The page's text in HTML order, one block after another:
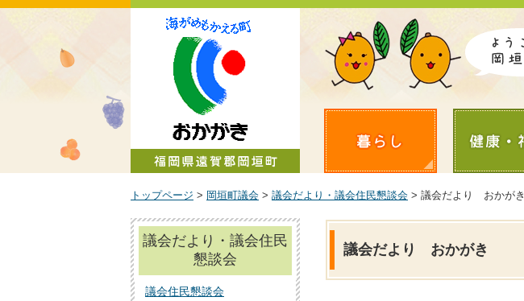
トップページ > 岡垣町議会 > 議会だより・議会住民懇談会 > 議会だより おかがき
議会だより おかがき
議会だより・議会住民
懇談会
議会住民懇談会